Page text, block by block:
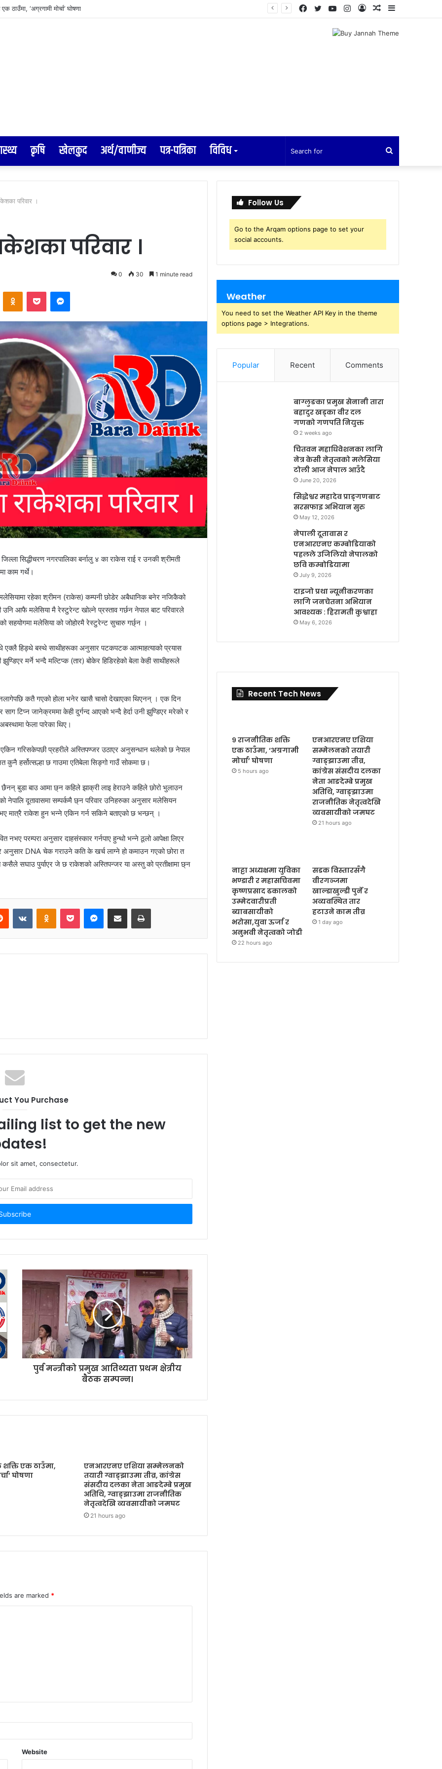
ठाउँमा, ‘अग्रगामी मोर्चा’ घोषणा
Random
Log
Instagram
YouTube
Twitter
Facebook
कृषि खेलकुद अर्थ/वाणीज्य पत्र-पत्रिका विविध
for
परिवार ।
परिवार ।
0 30 1 minute read
सिद्धीचरण नगरपालिका बर्नालु ४ का राकेस राई र उनकी श्रीमती
काम गर्थे।
रहेका श्रीमन (राकेस) कम्पनी छोडेर अबैधानिक बनेर नजिकैको
आफै मलेसिया मै रेस्टुरेन्ट खोल्ने प्रस्ताव गर्छन नेपाल बाट परिवारले
सहयोगमा मलेसिया को जोहोरमै रेस्टुरेन्ट सुचारु गर्छ्न ।
एक्लै हिड्थे बस्थे साथीहरूका अनुसार पटकपटक आत्माहत्याको प्रयास
मर्ने भन्दै मल्टिप्क (तार) बोकेर हिडिरहेको बेला केही साथीहरूले
कतै गएको होला भनेर खासै चासो देखाएका थिएनन् । एक दिन
टिप्न जानेक्रममा केही दुर्गन्द आएको भन्दै हेर्दा उनी झुण्डिएर मरेको र
फेला पारेका थिए।
गरिसकेपछी प्रहरीले अस्तिपण्जर उठाएर अनुसन्धान थलेको छ नेपाल
कुनै हर्सोत्सल्हा छ गाउमा एतिबेला सिङ्गो गाउँ सोकमा छ।
बुडा बाउ आमा छ्न कहिले झाक्री लाइ हेराउने कहिले छोरो भुलाउन
नेपालि दूतावासमा सम्पर्कमै छ्न परिवार उनिहरुका अनुसार मलेसियन
मात्रै राकेश हुन भन्ने एकिन गर्न सकिने बताएको छ भन्छन् ।
नभए परम्परा अनुसार दाहसंस्कार गर्नपाए हुन्थो भन्ने ठूलो आपेक्षा लिएर
अनुसार DNA चेक गराउने कति के खर्च लाग्ने हो कमाउन गएको छोरा त
कसैले सघाउ पुर्याएर जे छ राकेशको अस्तिपन्जर या अस्तु को प्रतीक्षामा छ्न
You Purchase
list to get the new
sit amet, consectetur.
पुर्व मन्त्रीको प्रमुख आतिथ्यता प्रथम क्षेत्रीय
बैठक सम्पन्न।
शक्ति एक ठाउँमा,
घोषणा
एनआरएनए एशिया सम्मेलनको
तयारी ग्वाङ्झाउमा तीव्र, कांग्रेस
संसदीय दलका नेता आङदेम्बे प्रमुख
अतिथि, ग्वाङ्झाउमा राजनीतिक
नेतृत्वदेखि व्यवसायीको जमघट
21 hours ago
are marked *
Website
Follow Us
Go to the Arqam options page to set your
social accounts.
Weather
You need to set the Weather API Key in the theme
options page > Integrations.
Popular Recent Comments
बाग्लुङका प्रमुख सेनानी तारा
बहादुर खड्का वीर दल
गणको गणपति नियुक्त
2 weeks ago
चितवन महाधिवेशनका लागि
नेत्र केसी नेतृत्वको मलेसिया
टोली आज नेपाल आउँदै
June 20, 2026
सिद्धेश्वर महादेव प्राङ्गणबाट
सरसफाइ अभियान सुरु
May 12, 2026
नेपाली दूतावास र
एनआरएनए कम्बोडियाको
पहलले उजिलियो नेपालको
छवि कम्बोडियामा
July 9, 2026
दाइजो प्रथा न्यूनीकरणका
लागि जनचेतना अभियान
आवश्यक : हिरामती कुश्वाहा
May 6, 2026
Recent Tech News
९ राजनीतिक शक्ति
एक ठाउँमा, ‘अग्रगामी
मोर्चा’ घोषणा
5 hours ago
एनआरएनए एशिया
सम्मेलनको तयारी
ग्वाङ्झाउमा तीव्र,
कांग्रेस संसदीय दलका
नेता आङदेम्बे प्रमुख
अतिथि, ग्वाङ्झाउमा
राजनीतिक नेतृत्वदेखि
व्यवसायीको जमघट
21 hours ago
नाट्टा अध्यक्षमा युविका
भण्डारी र महासचिवमा
कृष्णप्रसाद ढकालको
उम्मेदवारीप्रती
ब्याबसायीको
भरोसा,युवा ऊर्जा र
अनुभवी नेतृत्वको जोडी
22 hours ago
सडक विस्तारसँगै
वीरगञ्जमा
खाल्डाखुल्डी पुर्ने र
अव्यवस्थित तार
हटाउने काम तीव्र
1 day ago